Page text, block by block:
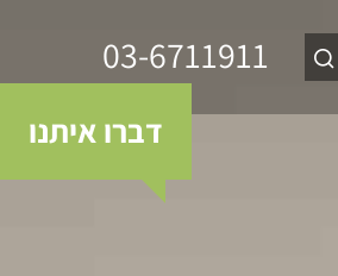
03-6711911
דברו איתנו